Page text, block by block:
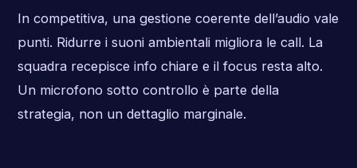
In competitiva, una gestione coerente dell’audio vale
punti. Ridurre i suoni ambientali migliora le call. La
squadra recepisce info chiare e il focus resta alto.
Un microfono sotto controllo è parte della
strategia, non un dettaglio marginale.